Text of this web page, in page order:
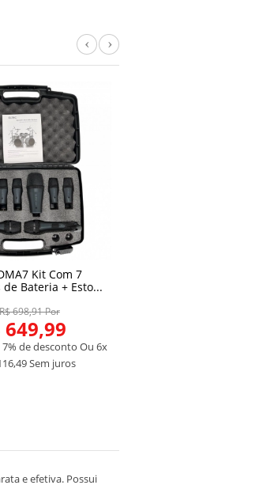
Kit Com 7
Bateria + Esto...
698,91 Por
649,99
de desconto Ou 6x
Sem juros
Previous
Next
e efetiva. Possui